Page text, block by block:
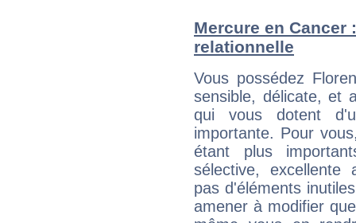
Mercure en
relationnelle
Vous possédez
sensible, délicate, et
qui vous dotent
importante. Pour
étant plus
sélective, excellente
pas d'éléments
amener à modifier